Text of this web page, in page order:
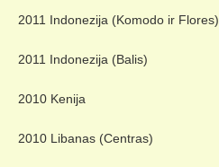
2011 Indonezija (Komodo ir Flores)
2011 Indonezija (Balis)
2010 Kenija
2010 Libanas (Centras)